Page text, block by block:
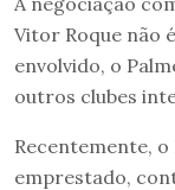
Vitor Roque não
envolvido, o
outros clubes
Recentemente, o
emprestado,